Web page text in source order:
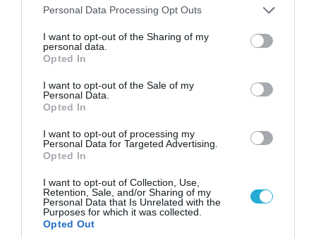
Please note that this website/app uses one or more Google
not limited to your visit or usage behaviour. You may click to
grant or deny consent to Google and its third-party tags to
use your data for below specified purposes in below Google
consent section.
Personal Data Processing Opt Outs
I want to opt-out of the Sharing of my
personal data.
Opted In
I want to opt-out of the Sale of my
Personal Data.
Opted In
I want to opt-out of processing my
Personal Data for Targeted Advertising.
Opted In
I want to opt-out of Collection, Use,
Retention, Sale, and/or Sharing of my
Personal Data that Is Unrelated with the
Purposes for which it was collected.
Opted Out
07.08.2026 | 16:02
πετούν τη νύχτα αλλά δεν θα πραγματοποιούν
ρίψεις νερού»